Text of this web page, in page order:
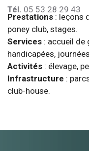
Tél. 05 53 28 29 43
Prestations : leçons
poney club, stages.
Services : accueil de
handicapées,
Activités : élevage,
Infrastructure :
club-house.